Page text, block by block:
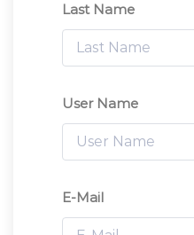
Last Name
User Name
E-Mail